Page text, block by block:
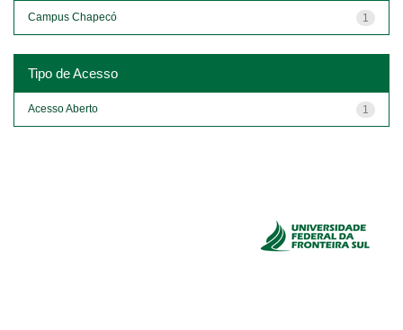
1
Campus Chapecó
Tipo de Acesso
1
Acesso Aberto